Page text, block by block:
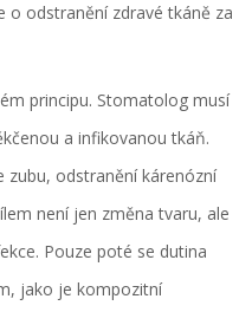
o odstranění zdravé tkáně za
principu. Stomatolog musí
a infikovanou tkáň.
zubu, odstranění kárenózní
není jen změna tvaru, ale
Pouze poté se dutina
jako je kompozitní